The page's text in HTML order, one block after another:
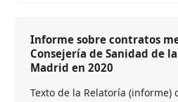
Informe sobre contratos
Consejería de Sanidad de
Madrid en 2020
Texto de la Relatoría